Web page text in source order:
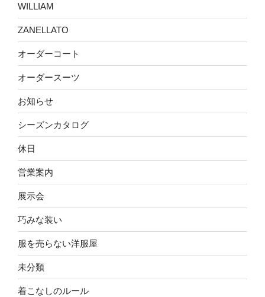
WILLIAM
ZANELLATO
オーダーコート
オーダースーツ
お知らせ
シーズンカタログ
休日
営業案内
展示会
巧みな装い
服を売らない洋服屋
未分類
着こなしのルール